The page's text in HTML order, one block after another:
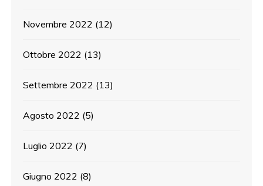
Novembre 2022 (12)
Ottobre 2022 (13)
Settembre 2022 (13)
Agosto 2022 (5)
Luglio 2022 (7)
Giugno 2022 (8)